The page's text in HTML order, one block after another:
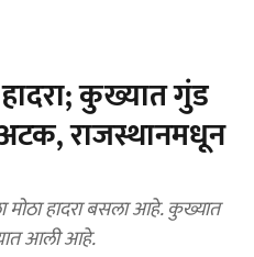
कुख्यात गुंड
राजस्थानमधून
हादरा बसला आहे. कुख्यात
आली आहे.